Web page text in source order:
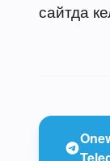
сайтда